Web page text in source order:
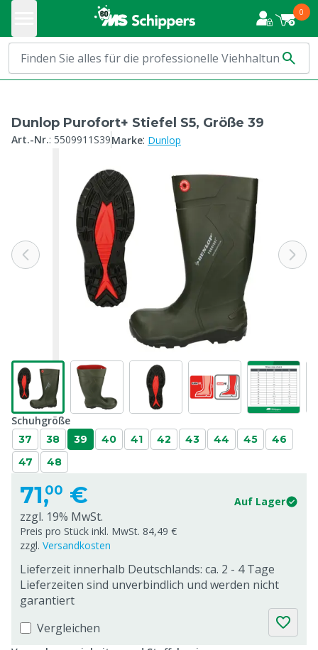
0
Dunlop Purofort+ Stiefel S5, Größe 39
Art.-Nr.: 5509911S39Marke: Dunlop
Schuhgröße
37 38 39 40 41 42 43 44 45
46
47
48
71,00 € Auf Lager
zzgl. 19% MwSt.
Preis pro Stück inkl. MwSt. 84,49 €
zzgl. Versandkosten
Lieferzeit innerhalb Deutschlands: ca. 2 - 4 Tage
Lieferzeiten sind unverbindlich und werden nicht
garantiert
Vergleichen